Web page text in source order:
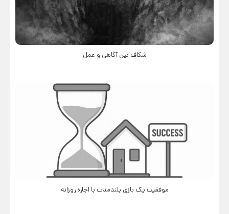
شکاف بین آگاهی و عمل
موفقیت یک بازی بلندمدت با اجاره روزانه